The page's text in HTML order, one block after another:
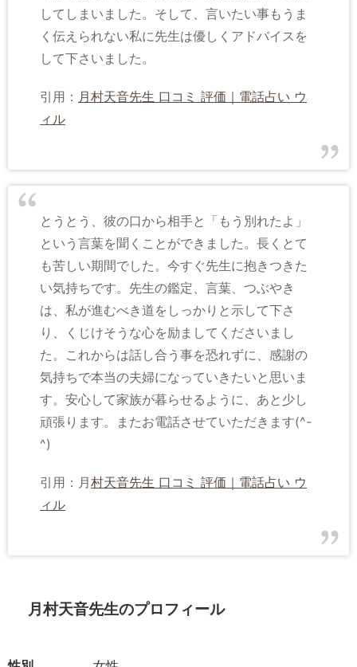
してしまいました。そして、言いたい事もうま
く伝えられない私に先生は優しくアドバイスを
して下さいました。
引用： 月村天音先生 口コミ 評価｜電話占い ウ
ィル
とうとう、彼の口から相手と「もう別れたよ」
という言葉を聞くことができました。長くとて
も苦しい期間でした。今すぐ先生に抱きつきた
い気持ちです。先生の鑑定、言葉、つぶやき
は、私が進むべき道をしっかりと示して下さ
り、くじけそうな心を励ましてくださいまし
た。これからは話し合う事を恐れずに、感謝の
気持ちで本当の夫婦になっていきたいと思いま
す。安心して家族が暮らせるように、あと少し
頑張ります。またお電話させていただきます(^-
^)
引用：月村天音先生 口コミ 評価｜電話占い ウ
ィル
月村天音先生のプロフィール